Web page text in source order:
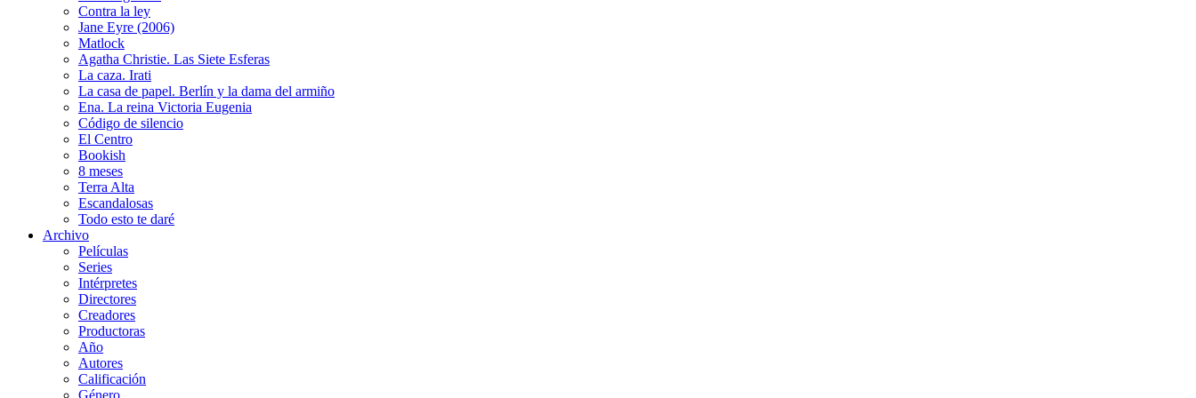
Contra la ley
Jane Eyre (2006)
Matlock
Agatha Christie. Las Siete Esferas
La caza. Irati
La casa de papel. Berlín y la dama del armiño
Ena. La reina Victoria Eugenia
Código de silencio
El Centro
Bookish
8 meses
Terra Alta
Escandalosas
Todo esto te daré
Archivo
Películas
Series
Intérpretes
Directores
Creadores
Productoras
Año
Autores
Calificación
Género